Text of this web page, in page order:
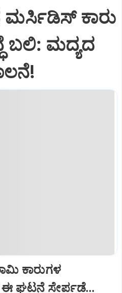
ಮರ್ಸಿಡಿಸ್‌ ಕಾರು
ಬಲಿ: ಮದ್ಯದ
ಕಾರುಗಳ
ಘಟನೆ ಸೇರ್ಪಡೆ...